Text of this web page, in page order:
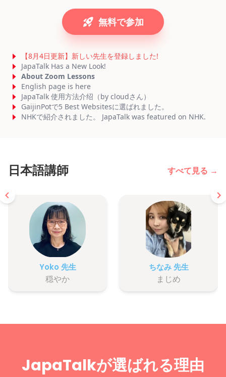
無料で参加
【8月4日更新】新しい先生を登録しました!
JapaTalk Has a New Look!
About Zoom Lessons
English page is here
JapaTalk 使用方法介绍（by cloudさん）
GaijinPotで5 Best Websitesに選ばれました。
NHKで紹介されました。 JapaTalk was featured on NHK.
日本語講師 すべて見る →
Yoko 先生
穏やか
ちなみ 先生
まじめ
JapaTalkが選ばれる理由